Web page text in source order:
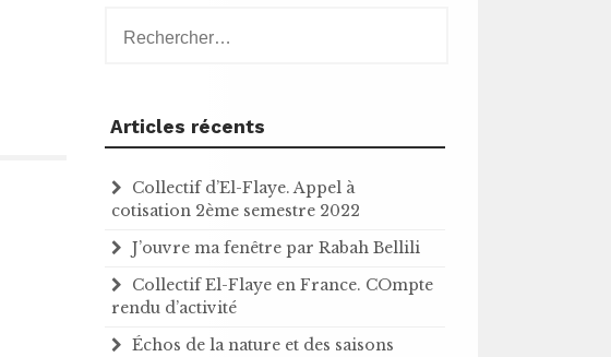
Articles récents
Collectif d’El-Flaye. Appel à
cotisation 2ème semestre 2022
J’ouvre ma fenêtre par Rabah Bellili
Collectif El-Flaye en France. COmpte
rendu d’activité
Échos de la nature et des saisons